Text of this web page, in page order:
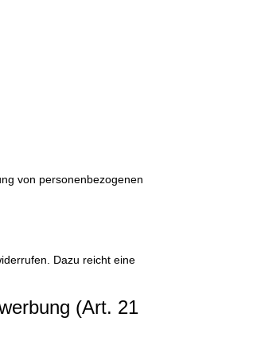
von personenbezogenen
Dazu reicht eine
(Art. 21